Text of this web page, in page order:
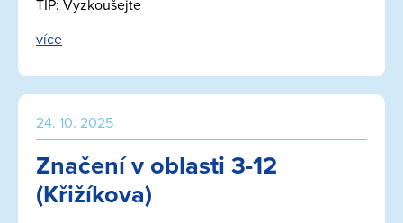
TIP: Vyzkoušejte
více
24. 10. 2025
Značení v oblasti 3-12
(Křižíkova)